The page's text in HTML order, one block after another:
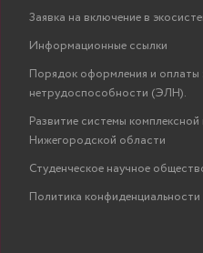
Заявка на включение в
Информационные ссылки
Порядок оформления и оплаты
нетрудоспособности (ЭЛН).
Развитие системы
Нижегородской области
Студенческое научное
Политика конфиденциальности